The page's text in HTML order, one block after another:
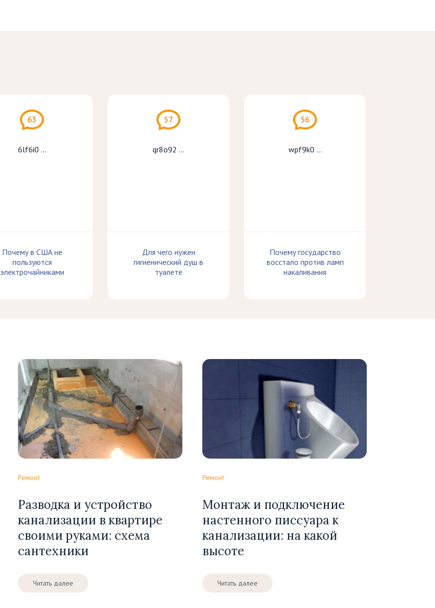
63
6lf6i0 ...
Почему в США не
пользуются
электрочайниками
57
qr8o92 ...
Для чего нужен
гигиенический душ в
туалете
56
wpf9k0 ...
Почему государство
восстало против ламп
накаливания
Ремонт
Разводка и устройство
канализации в квартире
своими руками: схема
сантехники
Читать далее
Ремонт
Монтаж и подключение
настенного писсуара к
канализации: на какой
высоте
Читать далее